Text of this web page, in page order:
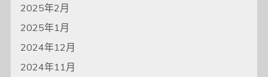
2025年2月
2025年1月
2024年12月
2024年11月